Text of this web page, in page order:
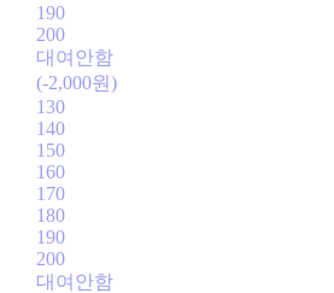
190
200
대여안함
(-2,000원)
130
140
150
160
170
180
190
200
대여안함